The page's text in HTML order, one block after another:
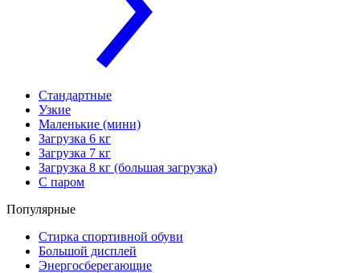
Стандартные
Узкие
Маленькие (мини)
Загрузка 6 кг
Загрузка 7 кг
Загрузка 8 кг (большая загрузка)
С паром
Популярные
Стирка спортивной обуви
Большой дисплей
Энергосберегающие